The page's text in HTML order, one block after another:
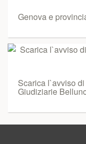
Genova e
Scarica l`avviso
Giudiziarie